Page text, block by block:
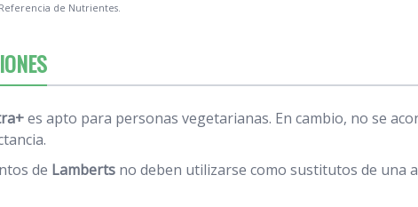
de Nutrientes.
es apto para personas vegetarianas. En cambio, no se
de Lamberts no deben utilizarse como sustitutos de una